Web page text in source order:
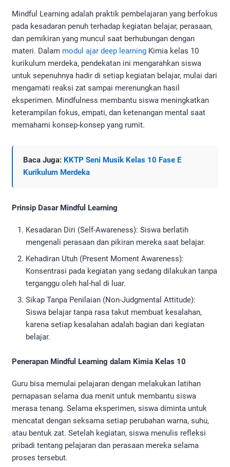
Mindful Learning adalah praktik pembelajaran yang berfokus
pada kesadaran penuh terhadap kegiatan belajar, perasaan,
dan pemikiran yang muncul saat berhubungan dengan
materi. Dalam modul ajar deep learning Kimia kelas 10
kurikulum merdeka, pendekatan ini mengarahkan siswa
untuk sepenuhnya hadir di setiap kegiatan belajar, mulai dari
mengamati reaksi zat sampai merenungkan hasil
eksperimen. Mindfulness membantu siswa meningkatkan
keterampilan fokus, empati, dan ketenangan mental saat
memahami konsep-konsep yang rumit.
Baca Juga: KKTP Seni Musik Kelas 10 Fase E
Kurikulum Merdeka
Prinsip Dasar Mindful Learning
Kesadaran Diri (Self-Awareness): Siswa berlatih
mengenali perasaan dan pikiran mereka saat belajar.
Kehadiran Utuh (Present Moment Awareness):
Konsentrasi pada kegiatan yang sedang dilakukan tanpa
terganggu oleh hal-hal di luar.
Sikap Tanpa Penilaian (Non-Judgmental Attitude):
Siswa belajar tanpa rasa takut membuat kesalahan,
karena setiap kesalahan adalah bagian dari kegiatan
belajar.
Penerapan Mindful Learning dalam Kimia Kelas 10
Guru bisa memulai pelajaran dengan melakukan latihan
pernapasan selama dua menit untuk membantu siswa
merasa tenang. Selama eksperimen, siswa diminta untuk
mencatat dengan seksama setiap perubahan warna, suhu,
atau bentuk zat. Setelah kegiatan, siswa menulis refleksi
pribadi tentang pelajaran dan perasaan mereka selama
proses tersebut.